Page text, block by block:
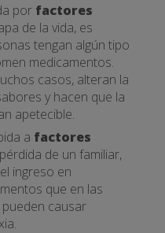
por factores
de la vida, es
tengan algún tipo
medicamentos.
casos, alteran la
y hacen que la
apetecible.
a factores
de un familiar,
ingreso en
que en las
causar